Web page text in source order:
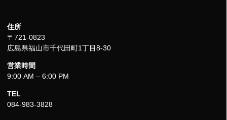
住所
〒721-0823
広島県福山市千代田町1丁目8-30
営業時間
9:00 AM – 6:00 PM
TEL
084-983-3828